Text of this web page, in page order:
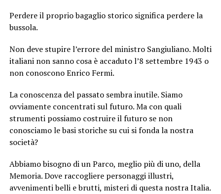
Perdere il proprio bagaglio storico significa perdere la
bussola.
Non deve stupire l’errore del ministro Sangiuliano. Molti
italiani non sanno cosa è accaduto l’8 settembre 1943 o
non conoscono Enrico Fermi.
La conoscenza del passato sembra inutile. Siamo
ovviamente concentrati sul futuro. Ma con quali
strumenti possiamo costruire il futuro se non
conosciamo le basi storiche su cui si fonda la nostra
società?
Abbiamo bisogno di un Parco, meglio più di uno, della
Memoria. Dove raccogliere personaggi illustri,
avvenimenti belli e brutti, misteri di questa nostra Italia.